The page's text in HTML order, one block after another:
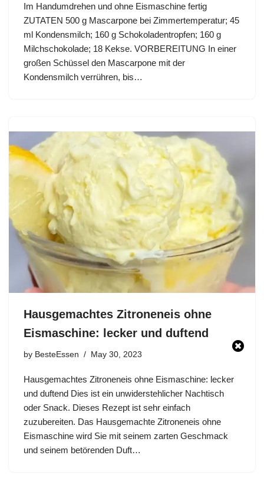
Im Handumdrehen und ohne Eismaschine fertig
ZUTATEN 500 g Mascarpone bei Zimmertemperatur; 45
ml Kondensmilch; 160 g Schokoladentropfen; 160 g
Milchschokolade; 18 Kekse. VORBEREITUNG In einer
großen Schüssel den Mascarpone mit der
Kondensmilch verrühren, bis…
Hausgemachtes Zitroneneis ohne
Eismaschine: lecker und duftend
by BesteEssen May 30, 2023
Hausgemachtes Zitroneneis ohne Eismaschine: lecker
und duftend Dies ist ein unwiderstehlicher Nachtisch
oder Snack. Dieses Rezept ist sehr einfach
zuzubereiten. Das Hausgemachte Zitroneneis ohne
Eismaschine wird Sie mit seinem zarten Geschmack
und seinem betörenden Duft…